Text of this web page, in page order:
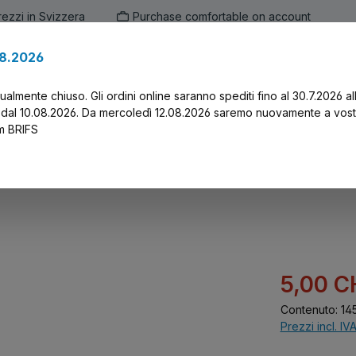
in Svizzera Purchase comfortable on account
Prezzo di
5,00
Contenuto:
Prezzi incl.
chiuso. Gli ordini online saranno spediti fino al 30.7.2026
10.08.2026. Da mercoledì 12.08.2026 saremo nuovamente a
BRIFS